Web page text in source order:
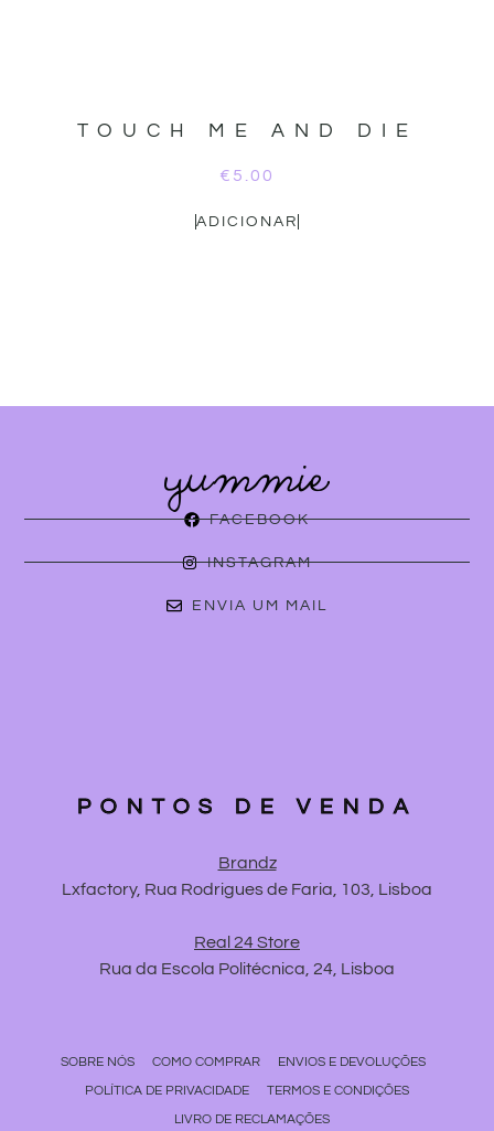
TOUCH ME AND DIE
€ 5.00
ADICIONAR
FACEBOOK
INSTAGRAM
ENVIA UM MAIL
PONTOS DE VENDA
Brandz
Lxfactory, Rua Rodrigues de Faria, 103, Lisboa
Real 24 Store
Rua da Escola Politécnica, 24, Lisboa
SOBRE NÓS COMO COMPRAR
ENVIOS E DEVOLUÇÕES
POLÍTICA DE PRIVACIDADE
TERMOS E CONDIÇÕES
LIVRO DE RECLAMAÇÕES